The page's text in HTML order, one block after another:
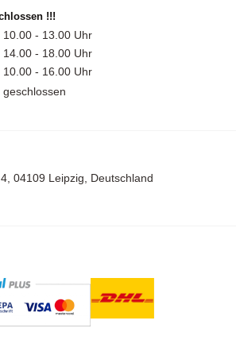
!!!
10.00 - 13.00 Uhr
14.00 - 18.00 Uhr
10.00 - 16.00 Uhr
geschlossen
04109 Leipzig, Deutschland